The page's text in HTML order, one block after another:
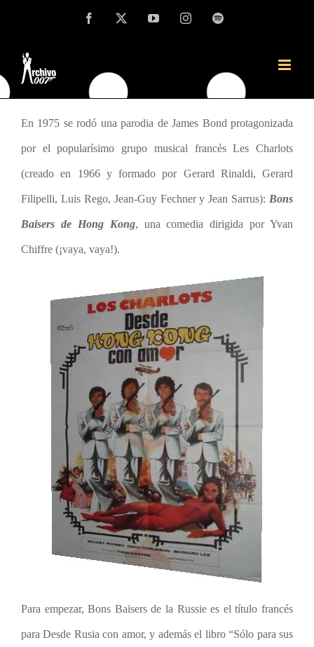
contenido
Facebook YouTubeInstagramSpotify
de las películas de James Bond , protagonizada
por el grupo musical francés Les Charlots
En 1975 se rodó una parodia de James Bond protagonizada
por el popularísimo grupo musical francés Les Charlots
(creado en 1966 y formado por Gerard Rinaldi, Gerard
Filipelli, Luis Rego, Jean-Guy Fechner y Jean Sarrus): Bons
Baisers de Hong Kong, una comedia dirigida por Yvan
Chiffre (¡vaya, vaya!).
Para empezar, Bons Baisers de la Russie es el título francés
para Desde Rusia con amor, y además el libro “Sólo para sus